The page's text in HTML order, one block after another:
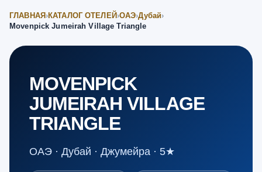
ГЛАВНАЯ ›КАТАЛОГ ОТЕЛЕЙ ›ОАЭ›Дубай›
Movenpick Jumeirah Village Triangle
MOVENPICK
JUMEIRAH VILLAGE
TRIANGLE
ОАЭ · Дубай · Джумейра · 5★